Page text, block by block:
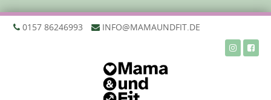
‭0157 86246993‬ INFO@MAMAUNDFIT.DE